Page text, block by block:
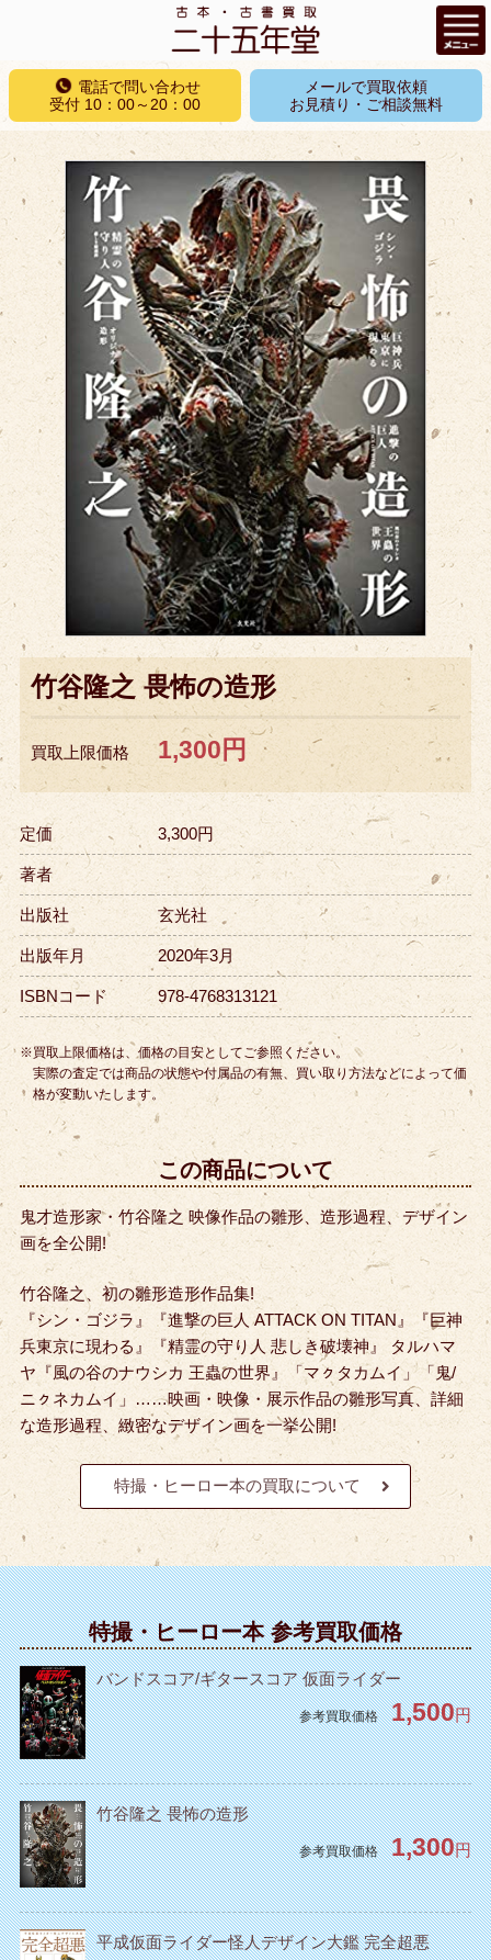
コ
テ
ン
ツ
へ
ス
キ
プ
電話で問い合わせ
受付 10：00～20：00
メールで買取依頼
お見積り・ご相談無料
竹谷隆之 畏怖の造形
買取上限価格 1,300円
定価 3,300円
著者
出版社 玄光社
出版年月 2020年3月
ISBNコード 978-4768313121
※買取上限価格は、価格の目安としてご参照ください。
実際の査定では商品の状態や付属品の有無、買い取り方法などによって価
格が変動いたします。
この商品について
鬼才造形家・竹谷隆之 映像作品の雛形、造形過程、デザイン
画を全公開!
竹谷隆之、初の雛形造形作品集!
『シン・ゴジラ』『進撃の巨人 ATTACK ON TITAN』『巨神
兵東京に現わる』『精霊の守り人 悲しき破壊神』 タルハマ
ヤ『風の谷のナウシカ 王蟲の世界』「マㇰタカムイ」「鬼/
ニㇰネカムイ」……映画・映像・展示作品の雛形写真、詳細
な造形過程、緻密なデザイン画を一挙公開!
特撮・ヒーロー本の買取について
特撮・ヒーロー本 参考買取価格
バンドスコア/ギタースコア 仮面ライダー
参考買取価格 1,500円
竹谷隆之 畏怖の造形
参考買取価格 1,300円
平成仮面ライダー怪人デザイン大鑑 完全超悪